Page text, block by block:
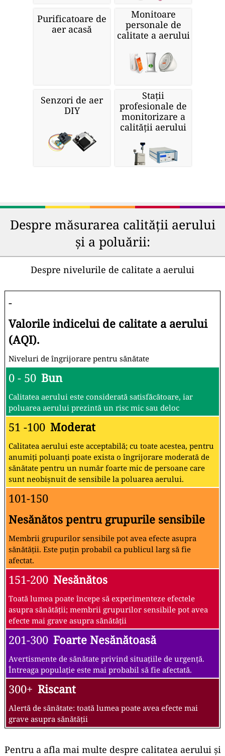
Purificatoare de
aer acasă
Monitoare
personale de
calitate a aerului
Senzori de aer
DIY
Stații
profesionale de
monitorizare a
calității aerului
Despre măsurarea calității aerului
și a poluării:
Despre nivelurile de calitate a aerului
-
Valorile indicelui de calitate a aerului
(AQI).
Niveluri de îngrijorare pentru sănătate
0 - 50 Bun
Calitatea aerului este considerată satisfăcătoare, iar
poluarea aerului prezintă un risc mic sau deloc
51 -100 Moderat
Calitatea aerului este acceptabilă; cu toate acestea, pentru
anumiți poluanți poate exista o îngrijorare moderată de
sănătate pentru un număr foarte mic de persoane care
sunt neobișnuit de sensibile la poluarea aerului.
101-150
Nesănătos pentru grupurile sensibile
Membrii grupurilor sensibile pot avea efecte asupra
sănătății. Este puțin probabil ca publicul larg să fie
afectat.
151-200 Nesănătos
Toată lumea poate începe să experimenteze efectele
asupra sănătății; membrii grupurilor sensibile pot avea
efecte mai grave asupra sănătății
201-300 Foarte Nesănătoasă
Avertismente de sănătate privind situațiile de urgență.
Întreaga populație este mai probabil să fie afectată.
300+ Riscant
Alertă de sănătate: toată lumea poate avea efecte mai
grave asupra sănătății
Pentru a afla mai multe despre calitatea aerului și